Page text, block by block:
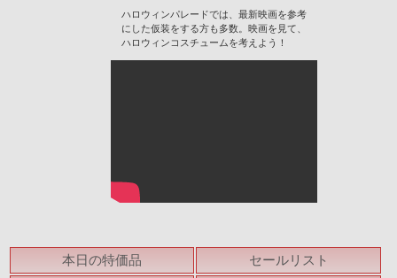
ハロウィンパレードでは、最新映画を参考
にした仮装をする方も多数。映画を見て、
ハロウィンコスチュームを考えよう！
本日の特価品
セールリスト